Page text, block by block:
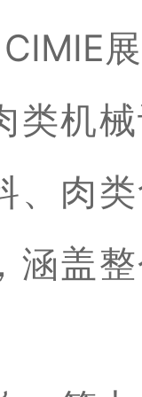
类机
、肉
涵盖